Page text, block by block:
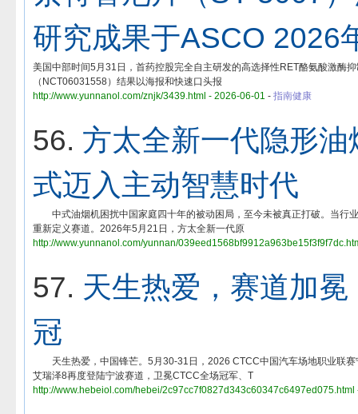
研究成果于ASCO 2026
美国中部时间5月31日，首药控股完全自主研发的高选择性RET酪氨酸激酶
（NCT06031558）结果以海报和快速口头报
http://www.yunnanol.com/znjk/3439.html - 2026-06-01 - 指南健康
56. 方太全新一代隐形
式迈入主动智慧时代
中式油烟机困扰中国家庭四十年的被动困局，至今未被真正打破。当行
重新定义赛道。2026年5月21日，方太全新一代原
http://www.yunnanol.com/yunnan/
57. 天生热爱，赛道加
冠
天生热爱，中国锋芒。5月30-31日，2026 CTCC中国汽车场地职业联赛
艾瑞泽8再度登陆宁波赛道，卫冕CTCC全场冠军、T
http://www.hebeiol.com/hebei/2c97cc7f0827d343c60347c6497ed075.html